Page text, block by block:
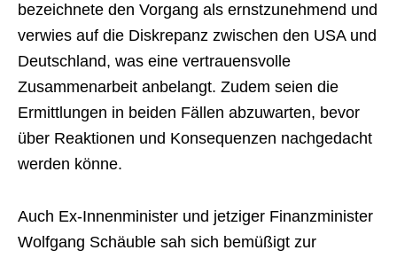
bezeichnete den Vorgang als ernstzunehmend und
verwies auf die Diskrepanz zwischen den USA und
Deutschland, was eine vertrauensvolle
Zusammenarbeit anbelangt. Zudem seien die
Ermittlungen in beiden Fällen abzuwarten, bevor
über Reaktionen und Konsequenzen nachgedacht
werden könne.
Auch Ex-Innenminister und jetziger Finanzminister
Wolfgang Schäuble sah sich bemüßigt zur